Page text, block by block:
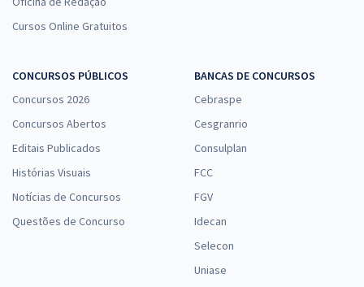
Cursos Online Gratuitos
CONCURSOS PÚBLICOS
Concursos 2026
Concursos Abertos
Editais Publicados
Histórias Visuais
Notícias de Concursos
Questões de Concurso
BANCAS DE CONCURSOS
Cebraspe
Cesgranrio
Consulplan
FCC
FGV
Idecan
Selecon
Uniase